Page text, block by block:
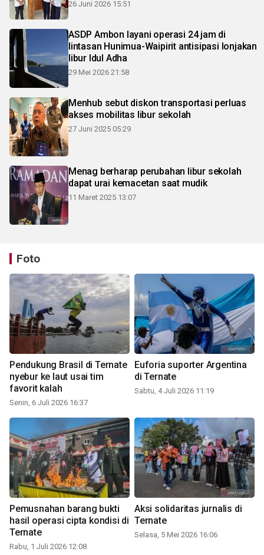
26 Juni 2026 15:51
ASDP Ambon layani operasi 24 jam di
lintasan Hunimua-Waipirit antisipasi lonjakan
libur Idul Adha
29 Mei 2026 21:58
Menhub sebut diskon transportasi perluas
akses mobilitas libur sekolah
27 Juni 2025 05:29
Menag berharap perubahan libur sekolah
dapat urai kemacetan saat mudik
11 Maret 2025 13:07
Foto
Pendukung Brasil di Ternate
nyebur ke laut usai tim
favorit kalah
Senin, 6 Juli 2026 16:37
Euforia suporter Argentina
di Ternate
Sabtu, 4 Juli 2026 11:19
Pemusnahan barang bukti
hasil operasi cipta kondisi di
Ternate
Rabu, 1 Juli 2026 12:08
Aksi solidaritas jurnalis di
Ternate
Selasa, 5 Mei 2026 16:06